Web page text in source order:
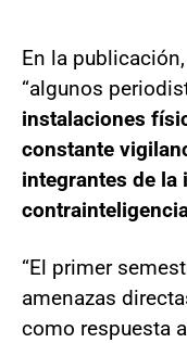
En la
“algunos
instalaciones
constante
integrantes de la
“El primer
amenazas
como respuesta